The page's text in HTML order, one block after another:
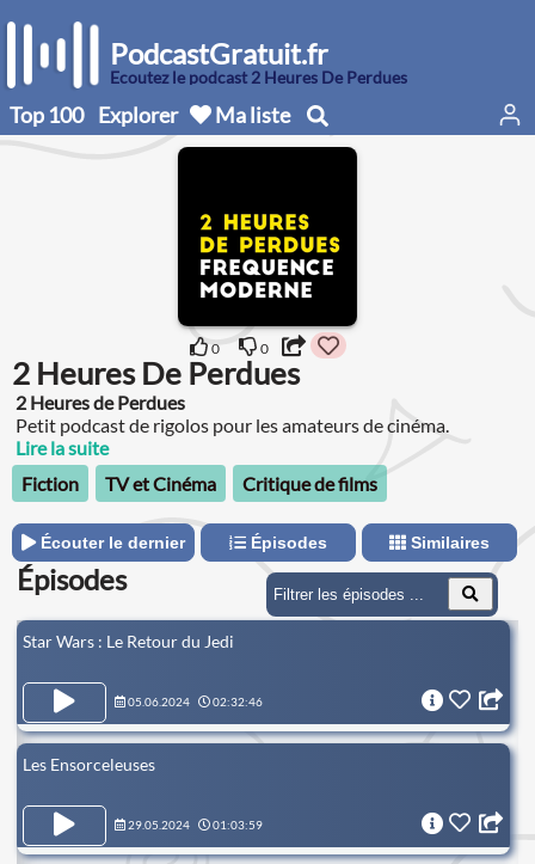
PodcastGratuit.fr
Écoutez le podcast 2 Heures De Perdues
Top 100 Explorer Ma liste
0 0
2 Heures De Perdues
2 Heures de Perdues
Petit podcast de rigolos pour les amateurs de cinéma.
Lire la suite
Fiction
TV et Cinéma Critique de films
Écouter le dernier Épisodes Similaires
Épisodes
Star Wars : Le Retour du Jedi
05.06.2024 02:32:46
Les Ensorceleuses
29.05.2024 01:03:59